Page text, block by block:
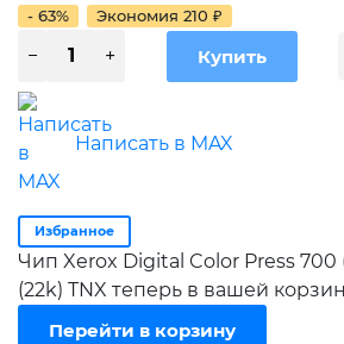
- 63%
Экономия 210 ₽
Написать в MAX
Избранное
Чип Xerox Digital Color Press 700
(22k) TNX теперь в вашей
Перейти в корзину